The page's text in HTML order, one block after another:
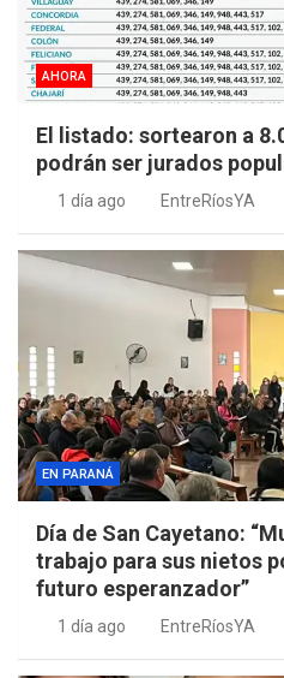
AHORA
El listado: sortearon a
podrán ser jurados
1 día ago EntreRíosYA
EN PARANÁ
Día de San Cayetano:
trabajo para sus nietos
futuro esperanzador”
1 día ago EntreRíosYA